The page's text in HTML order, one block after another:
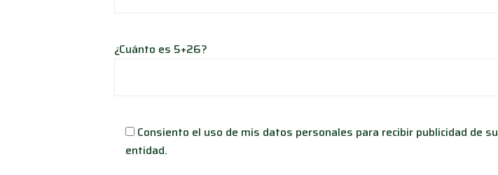
¿Cuánto es 5+26?
Consiento el uso de mis datos personales para recibir publicidad de su
entidad.